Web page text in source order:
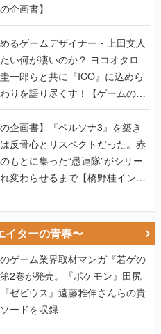
企画書】
るゲームデザイナー・上田文人
い何が凄いのか？ ヨコオタロ
一郎らと共に『ICO』に込めら
りを語り尽くす！【ゲームの企
の企画書】『ペルソナ3』を築き
は反骨心とリスペクトだった。赤
もとに集った“愚連隊”がシリー
変わらせるまで【橋野桂インタ
イターの青春〜
ゲーム業界取材マンガ『若ゲの
2巻が発売。『ポケモン』田尻
ゼビウス』遠藤雅伸さんらの貴
ードを収録